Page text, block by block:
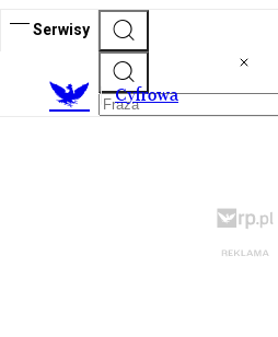
Serwisy
Cyfrowa